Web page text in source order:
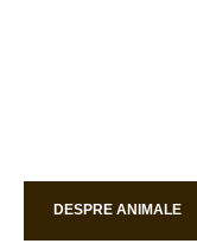
DESPRE ANIMALE